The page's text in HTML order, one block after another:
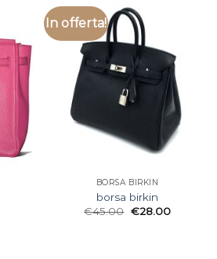
In offerta!
BORSA BIRKIN
borsa birkin
€45.00 €28.00